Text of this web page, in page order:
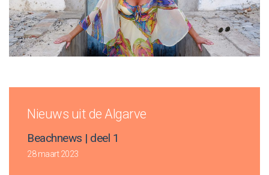
Nieuws uit de Algarve
Beachnews | deel 1
28 maart 2023